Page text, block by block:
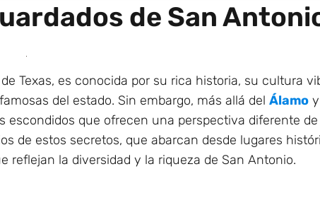
de San
Texas, es conocida por su rica historia, su cultura
del estado. Sin embargo, más allá del Álamo
escondidos que ofrecen una perspectiva diferente
de estos secretos, que abarcan desde lugares
la diversidad y la riqueza de San Antonio.